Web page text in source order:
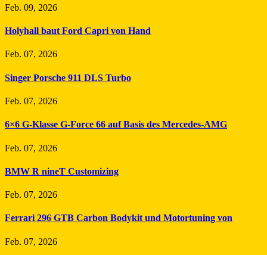
Feb. 09, 2026
Holyhall baut Ford Capri von Hand
Feb. 07, 2026
Singer Porsche 911 DLS Turbo
Feb. 07, 2026
6×6 G-Klasse G-Force 66 auf Basis des Mercedes-AMG
Feb. 07, 2026
BMW R nineT Customizing
Feb. 07, 2026
Ferrari 296 GTB Carbon Bodykit und Motortuning von
Feb. 07, 2026